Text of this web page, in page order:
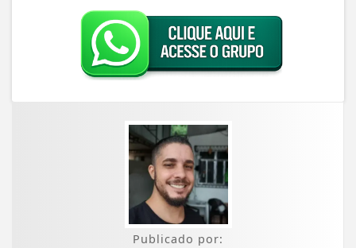
Publicado por: